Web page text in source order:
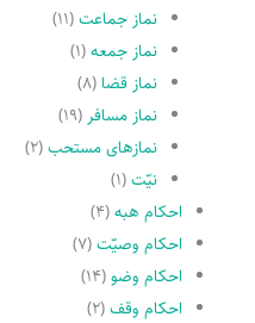
نماز جماعت(۱۱)
نماز جمعه(۱)
نماز قضا(۸)
نماز مسافر (۱۹)
نمازهاى مستحب(۲)
نیّت(۱)
احکام هبه(۴)
احکام وصیّت(۷)
احکام وضو(۱۴)
احکام وقف(۲)